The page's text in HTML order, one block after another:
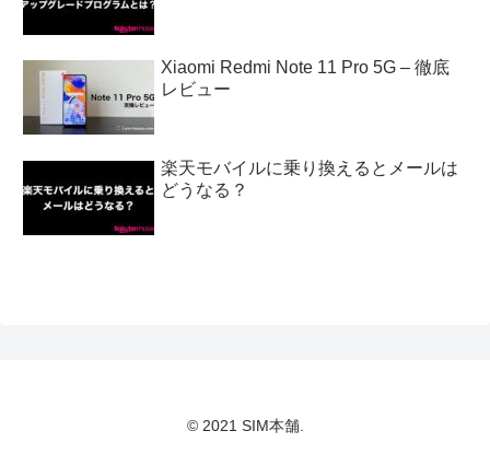
Xiaomi Redmi Note 11 Pro 5G – 徹底
レビュー
楽天モバイルに乗り換えるとメールは
どうなる？
© 2021 SIM本舗.